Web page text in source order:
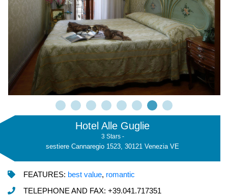
Hotel Alle Guglie
3 Stars -
sestiere Cannaregio 1523, 30121 Venezia VE
FEATURES: best value, romantic
TELEPHONE AND FAX: +39.041.717351